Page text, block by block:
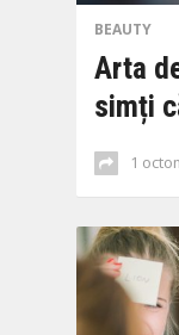
BEAUTY
Arta
simți
1